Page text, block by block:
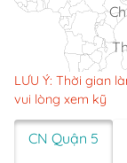
LƯU Ý: Thời gian
vui lòng xem kỹ
CN Quận 5